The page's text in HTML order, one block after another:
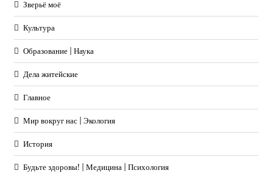
Зверьё моё
Культура
Образование | Наука
Дела житейские
Главное
Мир вокруг нас | Экология
История
Будьте здоровы! | Медицина | Психология